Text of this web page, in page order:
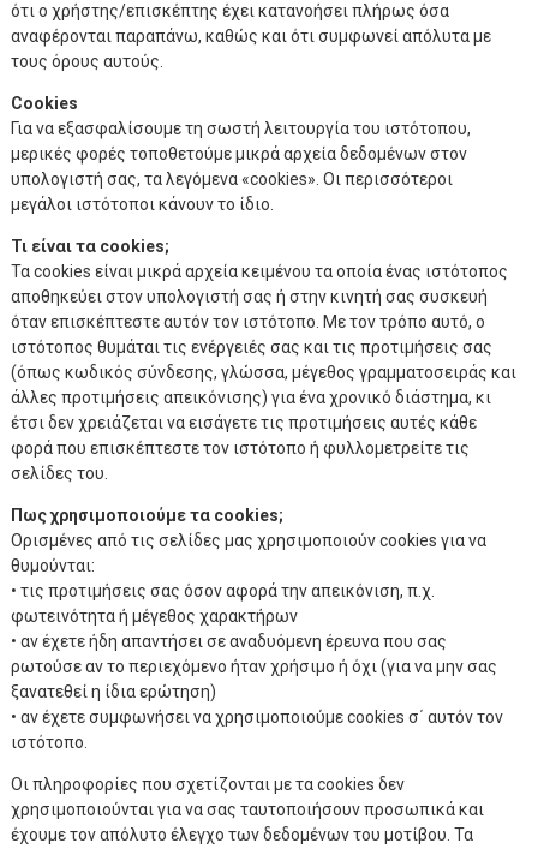
ότι ο χρήστης/επισκέπτης έχει κατανοήσει πλήρως όσα
αναφέρονται παραπάνω, καθώς και ότι συμφωνεί απόλυτα με
τους όρους αυτούς.
Cookies
Για να εξασφαλίσουμε τη σωστή λειτουργία του ιστότοπου,
μερικές φορές τοποθετούμε μικρά αρχεία δεδομένων στον
υπολογιστή σας, τα λεγόμενα «cookies». Οι περισσότεροι
μεγάλοι ιστότοποι κάνουν το ίδιο.
Τι είναι τα cookies;
Τα cookies είναι μικρά αρχεία κειμένου τα οποία ένας ιστότοπος
αποθηκεύει στον υπολογιστή σας ή στην κινητή σας συσκευή
όταν επισκέπτεστε αυτόν τον ιστότοπο. Με τον τρόπο αυτό, ο
ιστότοπος θυμάται τις ενέργειές σας και τις προτιμήσεις σας
(όπως κωδικός σύνδεσης, γλώσσα, μέγεθος γραμματοσειράς και
άλλες προτιμήσεις απεικόνισης) για ένα χρονικό διάστημα, κι
έτσι δεν χρειάζεται να εισάγετε τις προτιμήσεις αυτές κάθε
φορά που επισκέπτεστε τον ιστότοπο ή φυλλομετρείτε τις
σελίδες του.
Πως χρησιμοποιούμε τα cookies;
Ορισμένες από τις σελίδες μας χρησιμοποιούν cookies για να
θυμούνται:
• τις προτιμήσεις σας όσον αφορά την απεικόνιση, π.χ.
φωτεινότητα ή μέγεθος χαρακτήρων
• αν έχετε ήδη απαντήσει σε αναδυόμενη έρευνα που σας
ρωτούσε αν το περιεχόμενο ήταν χρήσιμο ή όχι (για να μην σας
ξανατεθεί η ίδια ερώτηση)
• αν έχετε συμφωνήσει να χρησιμοποιούμε cookies σ΄ αυτόν τον
ιστότοπο.
Οι πληροφορίες που σχετίζονται με τα cookies δεν
χρησιμοποιούνται για να σας ταυτοποιήσουν προσωπικά και
έχουμε τον απόλυτο έλεγχο των δεδομένων του μοτίβου. Τα